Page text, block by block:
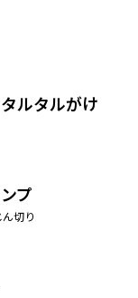
ルタルがけ
プ
切り